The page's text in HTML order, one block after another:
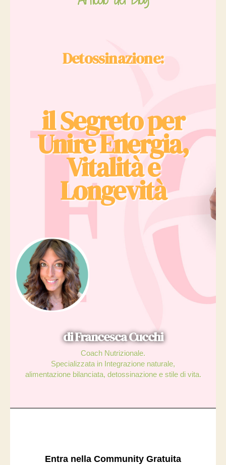
Detossinazione:
il Segreto per
Unire Energia,
Vitalità e
Longevità
di Francesca Cucchi
Coach Nutrizionale.
Specializzata in Integrazione naturale,
alimentazione bilanciata, detossinazione e stile di vita.
Entra nella Community Gratuita